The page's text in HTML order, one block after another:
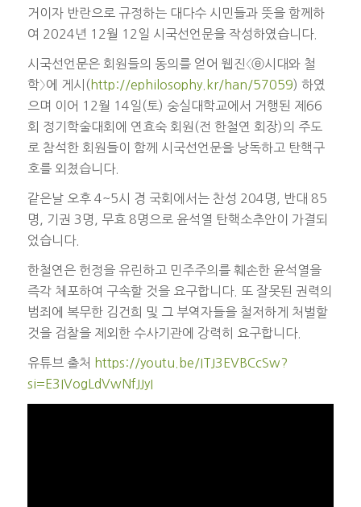
거이자 반란으로 규정하는 대다수 시민들과 뜻을 함께하
여 2024년 12월 12일 시국선언문을 작성하였습니다.
시국선언문은 회원들의 동의를 얻어 웹진〈ⓔ시대와 철
학〉에 게시( http://ephilosophy.kr/han/57059) 하였
으며 이어 12월 14일(토) 숭실대학교에서 거행된 제66
회 정기학술대회에 연효숙 회원(전 한철연 회장)의 주도
로 참석한 회원들이 함께 시국선언문을 낭독하고 탄핵구
호를 외쳤습니다.
같은날 오후 4~5시 경 국회에서는 찬성 204명, 반대 85
명, 기권 3명, 무효 8명으로 윤석열 탄핵소추안이 가결되
었습니다.
한철연은 헌정을 유린하고 민주주의를 훼손한 윤석열을
즉각 체포하여 구속할 것을 요구합니다. 또 잘못된 권력의
범죄에 복무한 김건희 및 그 부역자들을 철저하게 처벌할
것을 검찰을 제외한 수사기관에 강력히 요구합니다.
유튜브 출처
https://youtu.be/ITJ3EVBCcSw?
si=E3IVogLdVwNfJJyI